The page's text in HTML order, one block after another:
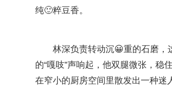
纯🙂粹豆香。
林深负责转动沉😀重的石磨，
的“嘎吱”声响起，他双腿微张，稳
在窄小的厨房空间里散发出一种迷